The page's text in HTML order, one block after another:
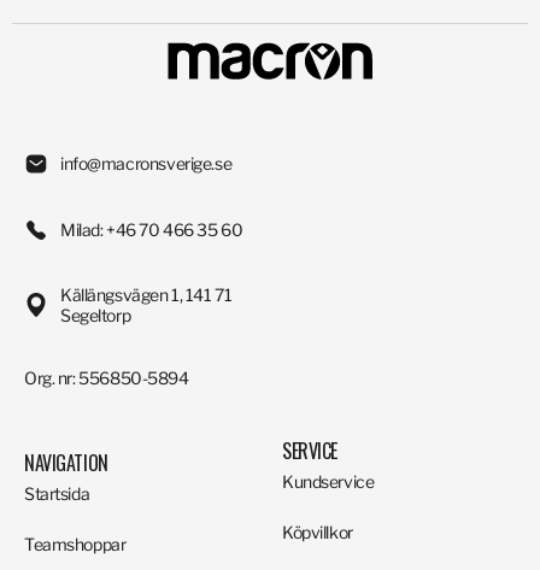
info@macronsverige.se
Milad: +46 70 466 35 60
Källängsvägen 1, 141 71
Segeltorp
Org. nr: 556850-5894
NAVIGATION
Startsida
Teamshoppar
SERVICE
Kundservice
Köpvillkor